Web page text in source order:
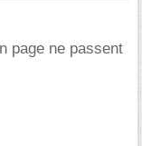
page ne passent